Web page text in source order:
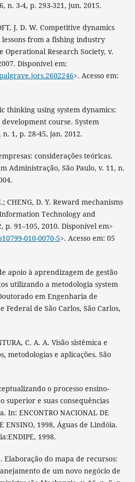
n. 3-4, p. 293-321, jun. 2015.
J. D. W. Competitive dynamics
from a fishing industry
Research Society, v.
Disponível em:
>. Acesso em:
thinking using system dynamics:
course. System
1, p. 28-45, jan. 2012.
considerações teóricas.
Administração, São Paulo, v. 11, n.
CHENG, D. Y. Reward mechanisms
Technology and
p. 91–105, 2010. Disponível em>
010-0070-5>. Acesso em: 05
apoio à aprendizagem de gestão
utilizando a metodologia system
em Engenharia de
Federal de São Carlos, São Carlos,
C. A. A. Visão sistêmica e
metodologias e aplicações. São
o processo ensino-
superior e suas consequências
In: ENCONTRO NACIONAL DE
ENSINO, 1998, Águas de Lindóia.
1998.
Elaboração do mapa de recursos:
de um novo negócio de